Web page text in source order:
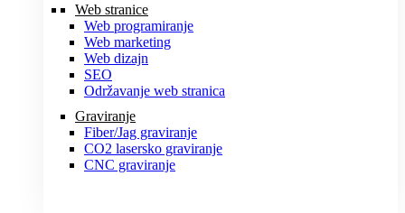
Web stranice
Web programiranje
Web marketing
Web dizajn
SEO
Održavanje web stranica
Graviranje
Fiber/Jag graviranje
CO2 lasersko graviranje
CNC graviranje